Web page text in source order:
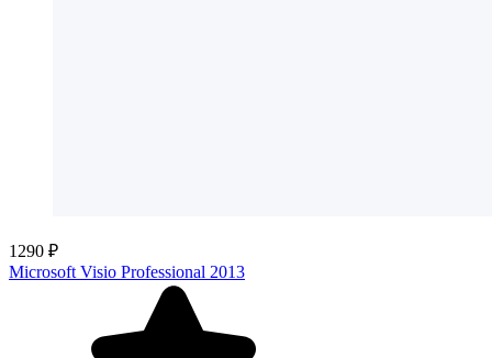
1290 ₽
Microsoft Visio Professional 2013